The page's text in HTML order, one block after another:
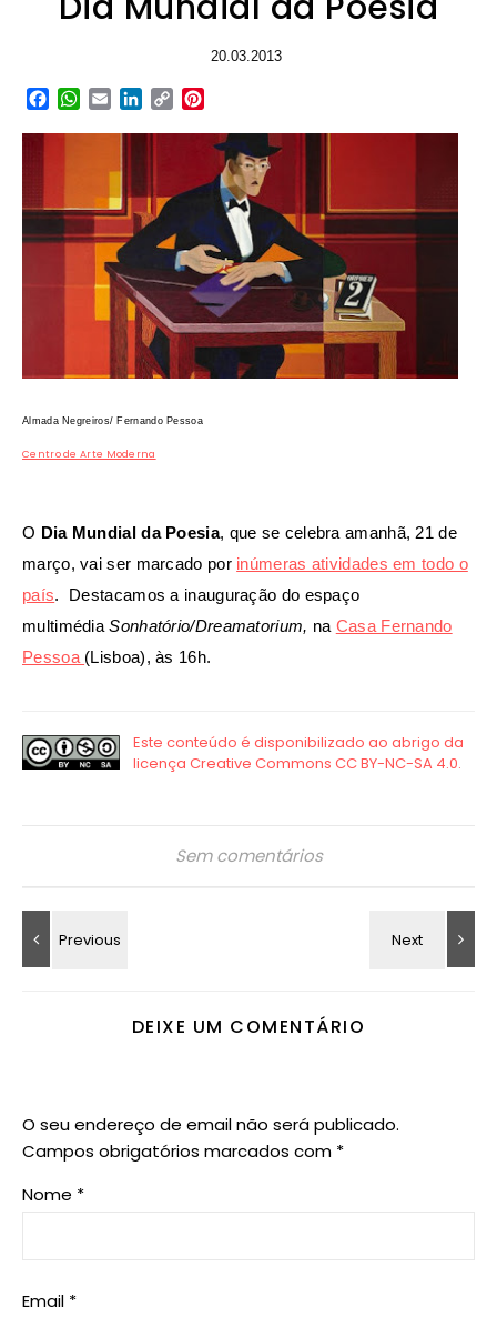
20.03.2013
Facebook
WhatsApp
EmailLinkedIn
Copy
Almada Negreiros/ Fernando Pessoa
Centro de Arte Moderna
O Dia Mundial da Poesia, que se celebra amanhã, 21 de
março, vai ser marcado por inúmeras atividades em todo o
país. Destacamos a inauguração do espaço
multimédiaSonhatório/Dreamatorium, na Casa Fernando
Pessoa (Lisboa), às 16h.
Sem comentários
DEIXE UM COMENTÁRIO
O seu endereço de email não será publicado.
Campos obrigatórios marcados com *
Nome *
Email *